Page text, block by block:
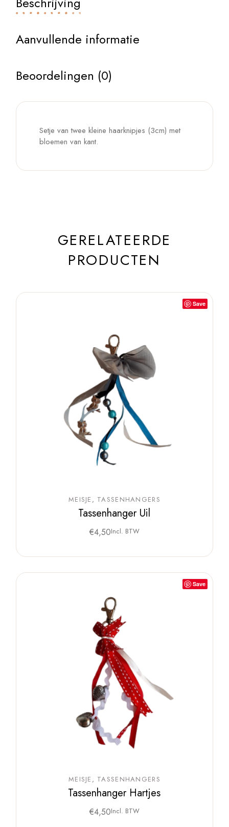
Aanvullende informatie
Beoordelingen (0)
Setje van twee kleine haarknipjes (3cm) met
bloemen van kant.
GERELATEERDE
PRODUCTEN
Save
MEISJE TASSENHANGERS
Tassenhanger Uil
€4,50Incl. BTW
Save
MEISJE TASSENHANGERS
Tassenhanger Hartjes
€4,50Incl. BTW